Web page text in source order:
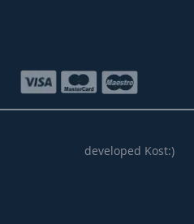
developed Kost:)